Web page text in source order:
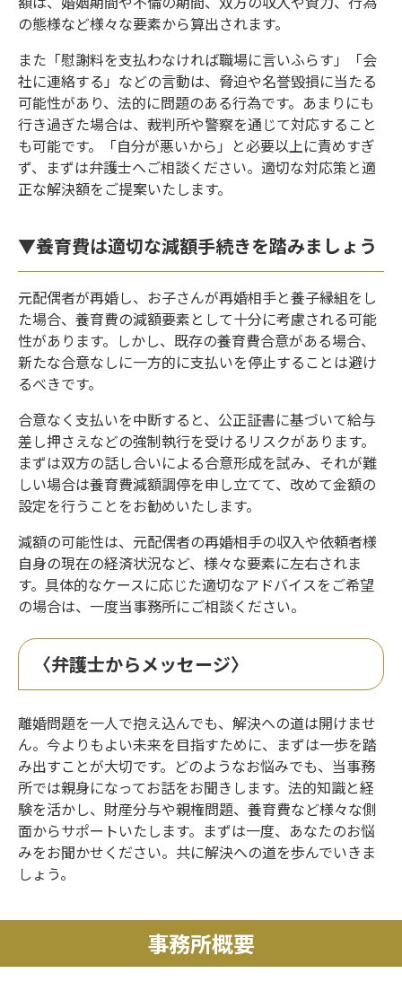
の態様など様々な要素から算出されます。
また「慰謝料を支払わなければ職場に言いふらす」「会
社に連絡する」などの言動は、脅迫や名誉毀損に当たる
可能性があり、法的に問題のある行為です。あまりにも
行き過ぎた場合は、裁判所や警察を通じて対応すること
も可能です。「自分が悪いから」と必要以上に責めすぎ
ず、まずは弁護士へご相談ください。適切な対応策と適
正な解決額をご提案いたします。
▼養育費は適切な減額手続きを踏みましょう
元配偶者が再婚し、お子さんが再婚相手と養子縁組をし
た場合、養育費の減額要素として十分に考慮される可能
性があります。しかし、既存の養育費合意がある場合、
新たな合意なしに一方的に支払いを停止することは避け
るべきです。
合意なく支払いを中断すると、公正証書に基づいて給与
差し押さえなどの強制執行を受けるリスクがあります。
まずは双方の話し合いによる合意形成を試み、それが難
しい場合は養育費減額調停を申し立てて、改めて金額の
設定を行うことをお勧めいたします。
減額の可能性は、元配偶者の再婚相手の収入や依頼者様
自身の現在の経済状況など、様々な要素に左右されま
す。具体的なケースに応じた適切なアドバイスをご希望
の場合は、一度当事務所にご相談ください。
〈弁護士からメッセージ〉
離婚問題を一人で抱え込んでも、解決への道は開けませ
ん。今よりもよい未来を目指すために、まずは一歩を踏
み出すことが大切です。どのようなお悩みでも、当事務
所では親身になってお話をお聞きします。法的知識と経
験を活かし、財産分与や親権問題、養育費など様々な側
面からサポートいたします。まずは一度、あなたのお悩
みをお聞かせください。共に解決への道を歩んでいきま
しょう。
事務所概要